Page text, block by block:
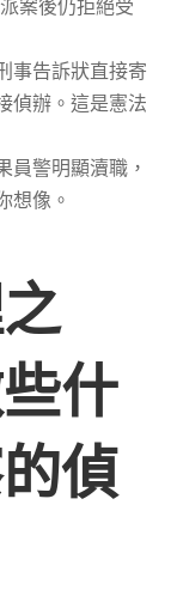
案後仍拒絕受
事告訴狀直接寄
偵辦。這是憲法
員警明顯瀆職，
想像。
什
偵